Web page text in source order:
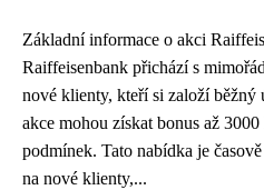
Základní informace o akci
Raiffeisenbank přichází s
nové klienty, kteří si založí běžný
akce mohou získat bonus až
podmínek. Tato nabídka je
na nové klienty,...